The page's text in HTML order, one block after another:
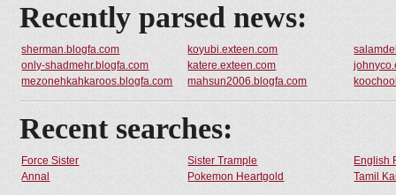
Recently parsed news:
sherman.blogfa.com koyubi.exteen.com
only-shadmehr.blogfa.com
katere.exteen.com
mezonehkahkaroos.blogfa.com
mahsun2006.blogfa.com
Recent searches:
Force Sister Sister Trample
English
Annal
Pokemon Heartgold Tamil